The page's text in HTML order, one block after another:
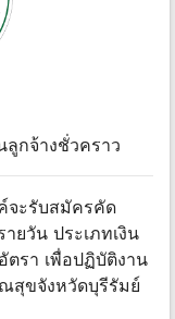
ลูกจ้างชั่วคราว
จะรับสมัครคัด
ยวัน ประเภทเงิน
รา เพื่อปฏิบัติงาน
สุขจังหวัดบุรีรัมย์